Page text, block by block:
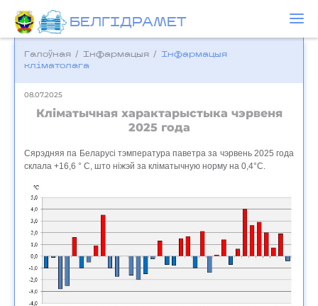
БЕЛГIДРAМЕТ
Галоўная / Інфармацыя / Iнфармацыя
кліматолага
08.07.2025
Кліматычная характарыстыка чэрвеня
2025 года
Сярэдняя па Беларусі тэмпература паветра за чэрвень 2025 года
склала +16,6 ° С, што ніжэй за кліматычную норму на 0,4°C.